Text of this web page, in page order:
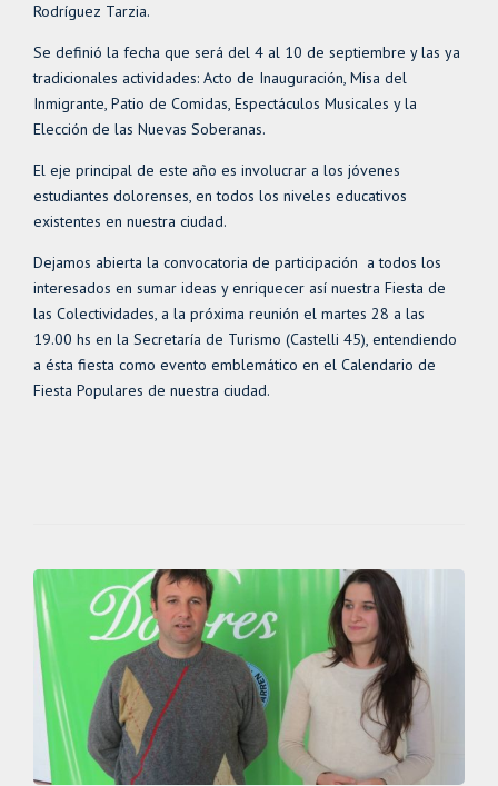
Rodríguez Tarzia.
Se definió la fecha que será del 4 al 10 de septiembre y las ya
tradicionales actividades: Acto de Inauguración, Misa del
Inmigrante, Patio de Comidas, Espectáculos Musicales y la
Elección de las Nuevas Soberanas.
El eje principal de este año es involucrar a los jóvenes
estudiantes dolorenses, en todos los niveles educativos
existentes en nuestra ciudad.
Dejamos abierta la convocatoria de participación a todos los
interesados en sumar ideas y enriquecer así nuestra Fiesta de
las Colectividades, a la próxima reunión el martes 28 a las
19.00 hs en la Secretaría de Turismo (Castelli 45), entendiendo
a ésta fiesta como evento emblemático en el Calendario de
Fiesta Populares de nuestra ciudad.